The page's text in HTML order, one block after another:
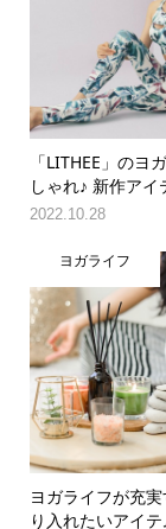
「LITHEE」のヨ
しゃれ♪ 新作アイ
2022.10.28
ヨガライフ
ヨガライフが充
り入れたいアイテ